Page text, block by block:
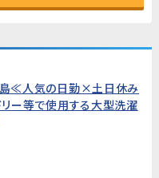
≪人気の日勤×土日休み
ー等で使用する大型洗濯